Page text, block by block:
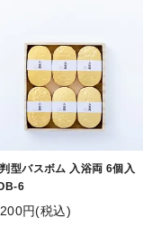
型バスボム 入浴両 6個入
6
円(税込)